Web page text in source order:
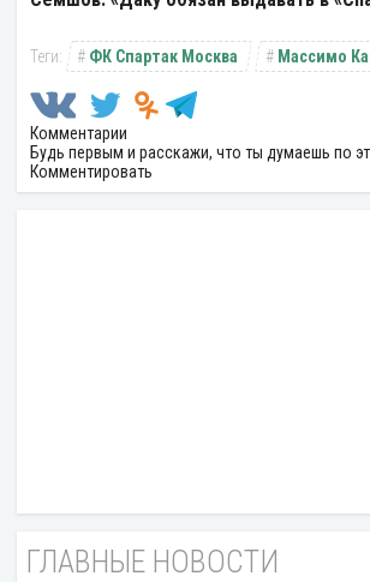
ФК Спартак Москва Массимо
Комментарии
Будь первым и расскажи, что ты думаешь по
Комментировать
ГЛАВНЫЕ НОВОСТИ